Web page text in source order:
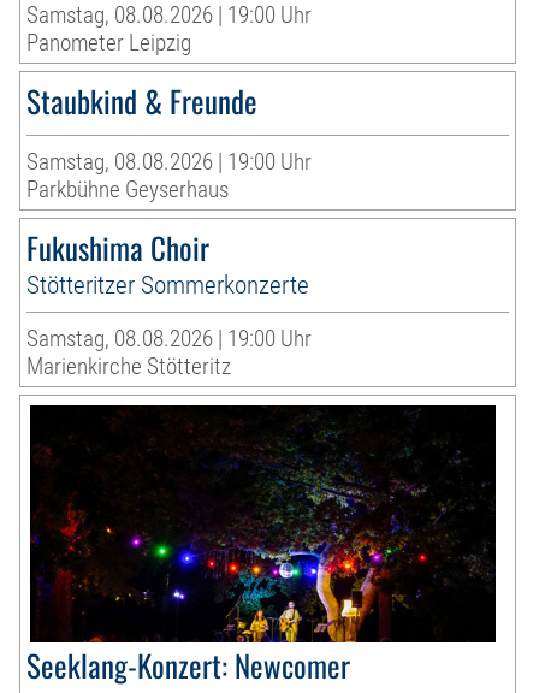
Samstag, 08.08.2026 | 19:00 Uhr
Panometer Leipzig
Staubkind & Freunde
Samstag, 08.08.2026 | 19:00 Uhr
Parkbühne Geyserhaus
Fukushima Choir
Stötteritzer Sommerkonzerte
Samstag, 08.08.2026 | 19:00 Uhr
Marienkirche Stötteritz
Seeklang-Konzert: Newcomer